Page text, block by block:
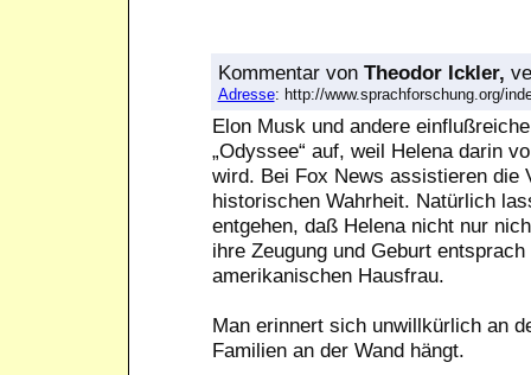
Kommentarvon Theodor Ickler,
Adresse: http://www.sprachforschung.org/
Elon Musk und andere
„Odyssee“ auf, weil Helena darin
wird. Bei Fox News assistieren die
historischen Wahrheit. Natürlich
entgehen, daß Helena nicht nur
ihre Zeugung und Geburt
amerikanischen Hausfrau.
Man erinnert sich unwillkürlich an
Familien an der Wand hängt.